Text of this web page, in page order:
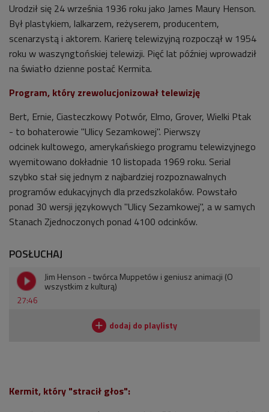
Urodził się 24 września 1936 roku jako James Maury Henson.
Był plastykiem, lalkarzem, reżyserem, producentem,
scenarzystą i aktorem. Karierę telewizyjną rozpoczął w 1954
roku w waszyngtońskiej telewizji. Pięć lat później wprowadził
na światło dzienne postać Kermita.
Program, który zrewolucjonizował telewizję
Bert, Ernie, Ciasteczkowy Potwór, Elmo, Grover, Wielki Ptak
- to bohaterowie "Ulicy Sezamkowej". Pierwszy
odcinek kultowego, amerykańskiego programu telewizyjnego
wyemitowano dokładnie 10 listopada 1969 roku. Serial
szybko stał się jednym z najbardziej rozpoznawalnych
programów edukacyjnych dla przedszkolaków. Powstało
ponad 30 wersji językowych "Ulicy Sezamkowej", a w samych
Stanach Zjednoczonych ponad 4100 odcinków.
POSŁUCHAJ
27:46
Jim Henson - twórca Muppetów i geniusz animacji (O
wszystkim z kulturą)
Kermit, który "stracił głos":